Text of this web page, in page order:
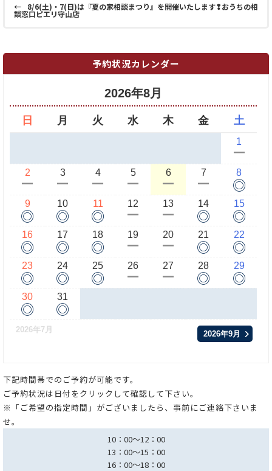
← 8/6(土)・7(日)は『夏の家相談まつり』を開催いたします❢おうちの相
談窓口ピエリ守山店
予約状況カレンダー
2026年8月
日 月 火 水 木 金 土
1
ー
2
ー
3
ー
4
ー
5
ー
6
ー
7
ー
8
◎
9
◎
10
◎
11
◎
12
ー
13
ー
14
◎
15
◎
16
◎
17
◎
18
◎
19
ー
20
ー
21
◎
22
◎
23
◎
24
◎
25
◎
26
ー
27
ー
28
◎
29
◎
30
◎
31
◎
2026年7月 2026年9月
下記時間帯でのご予約が可能です。
ご予約状況は日付をクリックして確認して下さい。
※「ご希望の指定時間」がございましたら、事前にご連絡下さいま
せ。
10：00～12：00
13：00～15：00
16：00～18：00